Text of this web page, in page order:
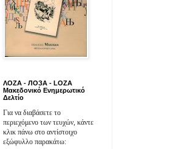
ΛΟΖΑ - ЛОЗА - LOZA
Μακεδονικό Ενημερωτικό
Δελτίο
Για να διαβάσετε το
περιεχόμενο των τευχών, κάντε
κλικ πάνω στο αντίστοιχο
εξώφυλλο παρακάτω: